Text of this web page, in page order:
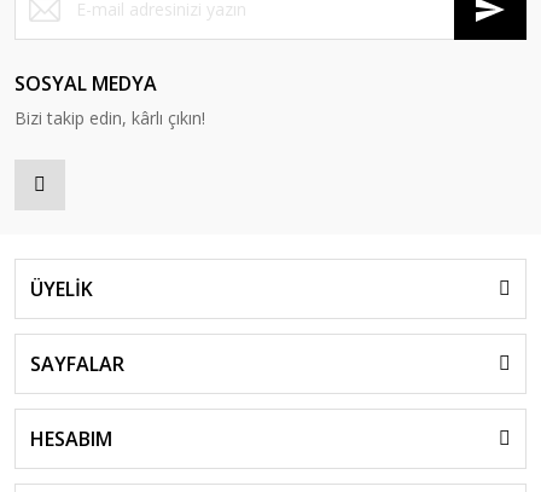
SOSYAL MEDYA
Bizi takip edin, kârlı çıkın!
ÜYELİK
SAYFALAR
HESABIM